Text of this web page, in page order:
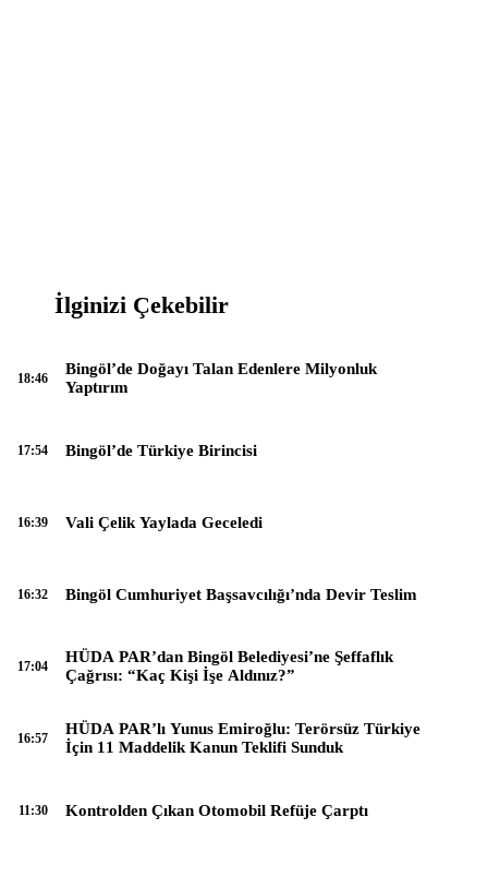
İlginizi Çekebilir
Bingöl’de Doğayı Talan Edenlere Milyonluk
Yaptırım
18:46
Bingöl’de Türkiye Birincisi
17:54
Vali Çelik Yaylada Geceledi
16:39
Bingöl Cumhuriyet Başsavcılığı’nda Devir Teslim
16:32
HÜDA PAR’dan Bingöl Belediyesi’ne Şeffaflık
Çağrısı: “Kaç Kişi İşe Aldınız?”
17:04
HÜDA PAR’lı Yunus Emiroğlu: Terörsüz Türkiye
İçin 11 Maddelik Kanun Teklifi Sunduk
16:57
Kontrolden Çıkan Otomobil Refüje Çarptı
11:30